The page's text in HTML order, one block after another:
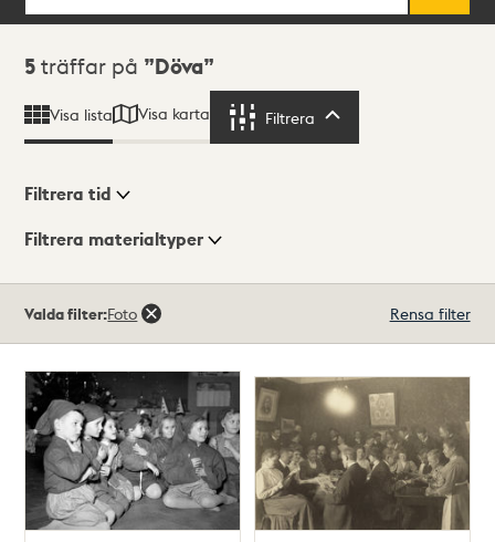
Sökresultat
5 träffar på Döva
Visa lista Visa karta Filtrera
Visningsläge
Filtrera tid
Filtrera materialtyper
träffar
Valda filter:Foto Rensa filter